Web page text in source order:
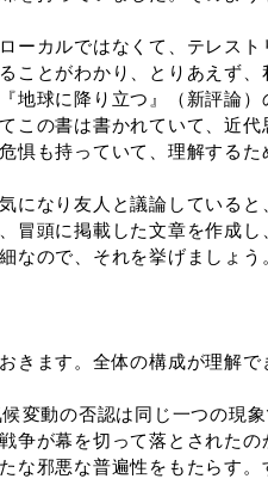
カルではなくて、テレスト
ことがわかり、とりあえず
地球に降り立つ』（新評論
この書は書かれていて、近
惧も持っていて、理解する
なり友人と議論していると
冒頭に掲載した文章を作成
なので、それを挙げましょう
ます。全体の構成が理解で
変動の否認は同じ一つの現象
争が幕を切って落とされた
な邪悪な普遍性をもたらす